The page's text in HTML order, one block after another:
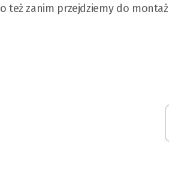
też zanim przejdziemy do